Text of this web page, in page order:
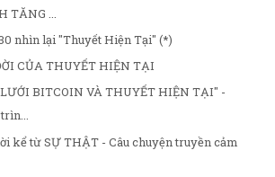
TĂNG ...
nhìn lại "Thuyết Hiện Tại" (*)
CỦA THUYẾT HIỆN TẠI
BITCOIN VÀ THUYẾT HIỆN TẠI" -
kể từ SỰ THẬT - Câu chuyện truyền cảm